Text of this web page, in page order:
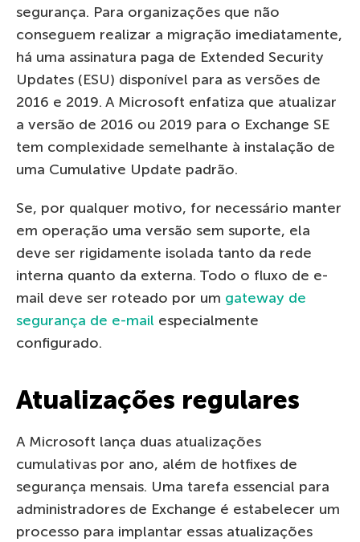
segurança. Para organizações que não
conseguem realizar a migração imediatamente,
há uma assinatura paga de Extended Security
Updates (ESU) disponível para as versões de
2016 e 2019. A Microsoft enfatiza que atualizar
a versão de 2016 ou 2019 para o Exchange SE
tem complexidade semelhante à instalação de
uma Cumulative Update padrão.
Se, por qualquer motivo, for necessário manter
em operação uma versão sem suporte, ela
deve ser rigidamente isolada tanto da rede
interna quanto da externa. Todo o fluxo de e-
mail deve ser roteado por um gateway de
segurança de e-mail especialmente
configurado.
Atualizações regulares
A Microsoft lança duas atualizações
cumulativas por ano, além de hotfixes de
segurança mensais. Uma tarefa essencial para
administradores de Exchange é estabelecer um
processo para implantar essas atualizações